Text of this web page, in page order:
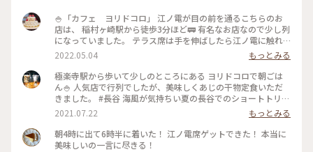
🍚「カフェ ヨリドコロ」 江ノ電が目の前を通るこちらのお
店は、 稲村ヶ崎駅から徒歩3分ほど🚃 有名なお店なので少し列
になっていました。 テラス席は手を伸ばしたら江ノ電に触れ
そうなくらい近い..! ・ ご飯はしらす丼と卵かけご飯を注文。
卵かけご飯は自力で泡立てる方式。 体に良さそうなメニュー
でホッと一息、、 と思ったら、江ノ電が通過するのでずっと
アトラクション気分で楽しめました♪ #春風さんぽ #ヒーリン
グ旅 #Myことりっぷ #鎌倉 #鎌倉カフェ #江ノ電
2022.05.04
もっとみる
極楽寺駅から歩いて少しのところにある ヨリドコロで朝ごは
ん🍚 人気店で行列でしたが、美味しくあじの干物定食いただ
きました。 #長谷 海風が気持ちい夏の長谷でのショートトリッ
プにて🌊☀️ #鎌倉#長谷#極楽寺#ヨリドコロ#朝ごはん
2021.07.22
もっとみる
朝4時に出て6時半に着いた！ 江ノ電席ゲットできた！ 本当に
美味しいの一言に尽きる！